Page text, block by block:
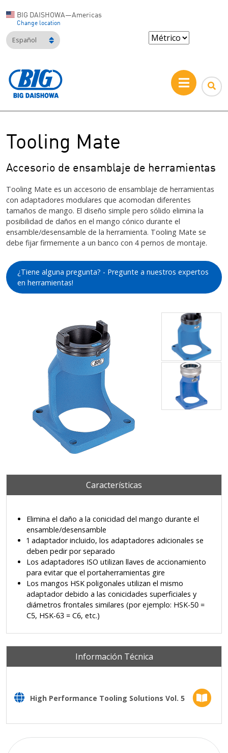
BIG DAISHOWA—Americas
Change location
Español
Tooling Mate
Accesorio de ensamblaje de herramientas
Tooling Mate es un accesorio de ensamblaje de herramientas
con adaptadores modulares que acomodan diferentes
tamaños de mango. El diseño simple pero sólido elimina la
posibilidad de daños en el mango cónico durante el
ensamble/desensamble de la herramienta. Tooling Mate se
debe fijar firmemente a un banco con 4 pernos de montaje.
¿Tiene alguna pregunta? - Pregunte a nuestros expertos
en herramientas!
Características
Elimina el daño a la conicidad del mango durante el
ensamble/desensamble
1 adaptador incluido, los adaptadores adicionales se
deben pedir por separado
Los adaptadores ISO utilizan llaves de accionamiento
para evitar que el portaherramientas gire
Los mangos HSK poligonales utilizan el mismo
adaptador debido a las conicidades superficiales y
diámetros frontales similares (por ejemplo: HSK-50 =
C5, HSK-63 = C6, etc.)
Información Técnica
High Performance Tooling Solutions Vol. 5